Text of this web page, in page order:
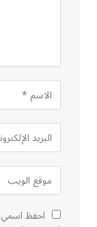
احفظ اسمي،